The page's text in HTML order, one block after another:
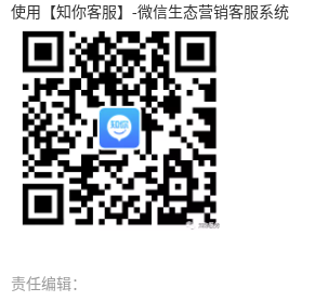
使用【知你客服】-微信生态营销客服系统
责任编辑：